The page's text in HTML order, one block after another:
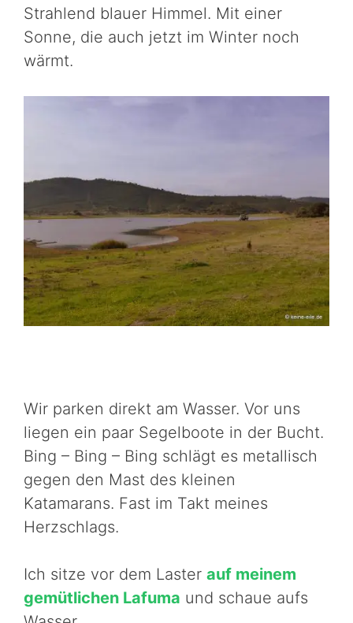
Strahlend blauer Himmel. Mit einer
Sonne, die auch jetzt im Winter noch
wärmt.
Wir parken direkt am Wasser. Vor uns
liegen ein paar Segelboote in der Bucht.
Bing – Bing – Bing schlägt es metallisch
gegen den Mast des kleinen
Katamarans. Fast im Takt meines
Herzschlags.
Ich sitze vor dem Laster auf meinem
gemütlichen Lafuma und schaue aufs